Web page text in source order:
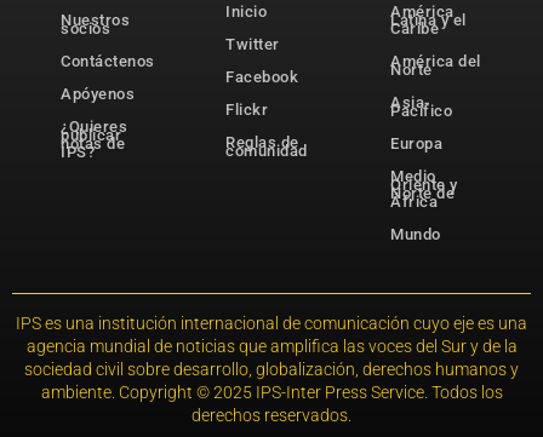
Nuestros
socios
Contáctenos
Apóyenos
¿Quieres
publicar
notas de
IPS?
Inicio
Twitter
Facebook
Flickr
Reglas de
comunidad
América
Latina y el
Caribe
América del
Norte
Asia-
Pacífico
Europa
Medio
Oriente y
Norte de
África
Mundo
IPS es una institución internacional de comunicación cuyo eje es una
agencia mundial de noticias que amplifica las voces del Sur y de la
sociedad civil sobre desarrollo, globalización, derechos humanos y
ambiente. Copyright © 2025 IPS-Inter Press Service. Todos los
derechos reservados.